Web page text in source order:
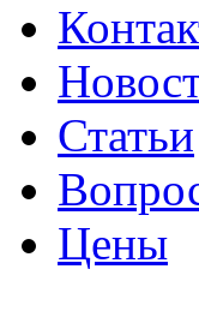
Статьи
Цены